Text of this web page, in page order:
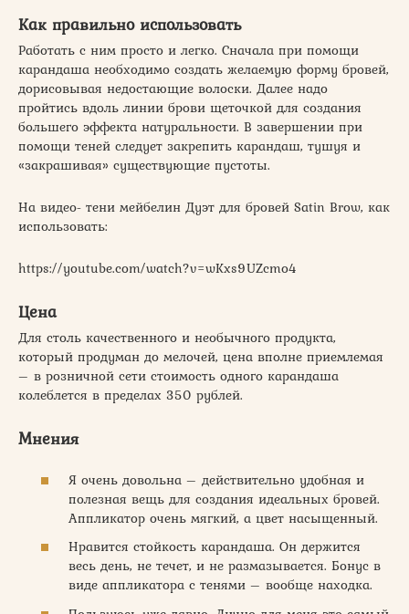
Как правильно использовать
Работать с ним просто и легко. Сначала при помощи
карандаша необходимо создать желаемую форму бровей,
дорисовывая недостающие волоски. Далее надо
пройтись вдоль линии брови щеточкой для создания
большего эффекта натуральности. В завершении при
помощи теней следует закрепить карандаш, тушуя и
«закрашивая» существующие пустоты.
На видео- тени мейбелин Дуэт для бровей Satin Brow, как
использовать:
https://youtube.com/watch?v=wKxs9UZcmo4
Цена
Для столь качественного и необычного продукта,
который продуман до мелочей, цена вполне приемлемая
– в розничной сети стоимость одного карандаша
колеблется в пределах 350 рублей.
Мнения
Я очень довольна – действительно удобная и
полезная вещь для создания идеальных бровей.
Аппликатор очень мягкий, а цвет насыщенный.
Нравится стойкость карандаша. Он держится
весь день, не течет, и не размазывается. Бонус в
виде аппликатора с тенями – вообще находка.